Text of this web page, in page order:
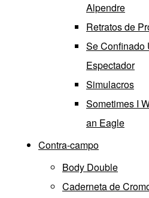
Alpendre
Retratos de
Se Confinado
Espectador
Simulacros
Sometimes I
an Eagle
Contra-campo
Body Double
Caderneta de